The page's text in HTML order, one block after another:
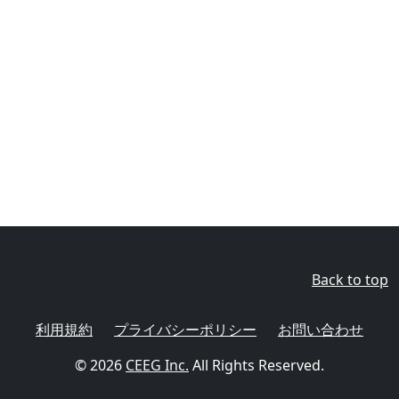
Back to top
利用規約 プライバシーポリシー
お問い合わせ
© 2026 CEEG Inc. All Rights Reserved.